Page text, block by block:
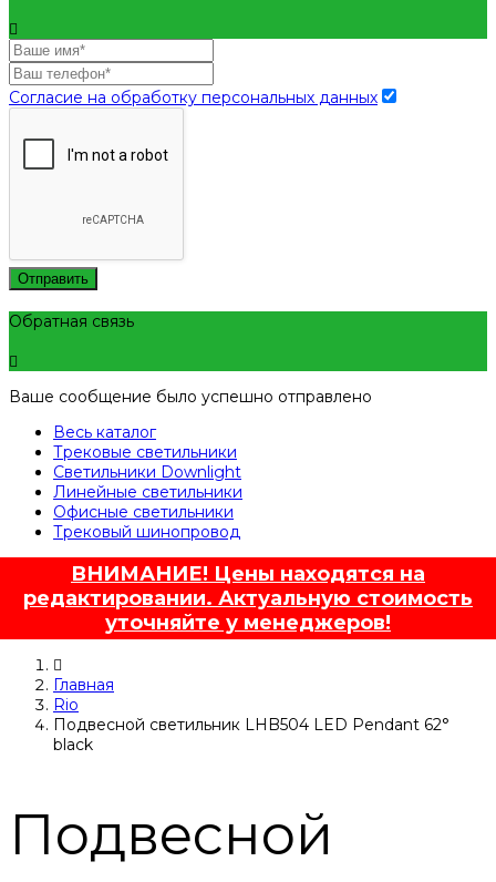
Согласие на обработку персональных данных
Отправить
Обратная связь
Ваше сообщение было успешно отправлено
Весь каталог
Трековые светильники
Светильники Downlight
Линейные светильники
Офисные светильники
Трековый шинопровод
ВНИМАНИЕ! Цены находятся на
редактировании. Актуальную стоимость
уточняйте у менеджеров!
Главная
Rio
Подвесной светильник LHB504 LED Pendant 62°
black
Подвесной